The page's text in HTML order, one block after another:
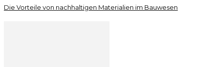
Die Vorteile von nachhaltigen Materialien im Bauwesen